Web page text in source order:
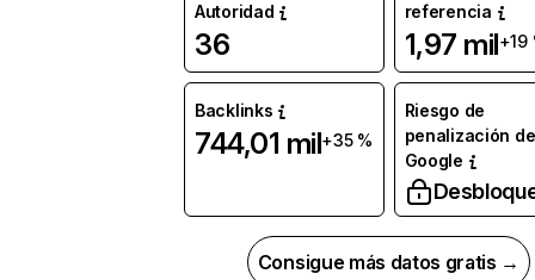
Autoridad
36
referencia
1,97 mil+19
Backlinks
744,01 mil+35 %
Riesgo de
penalización de
Google
Consigue más datos gratis →